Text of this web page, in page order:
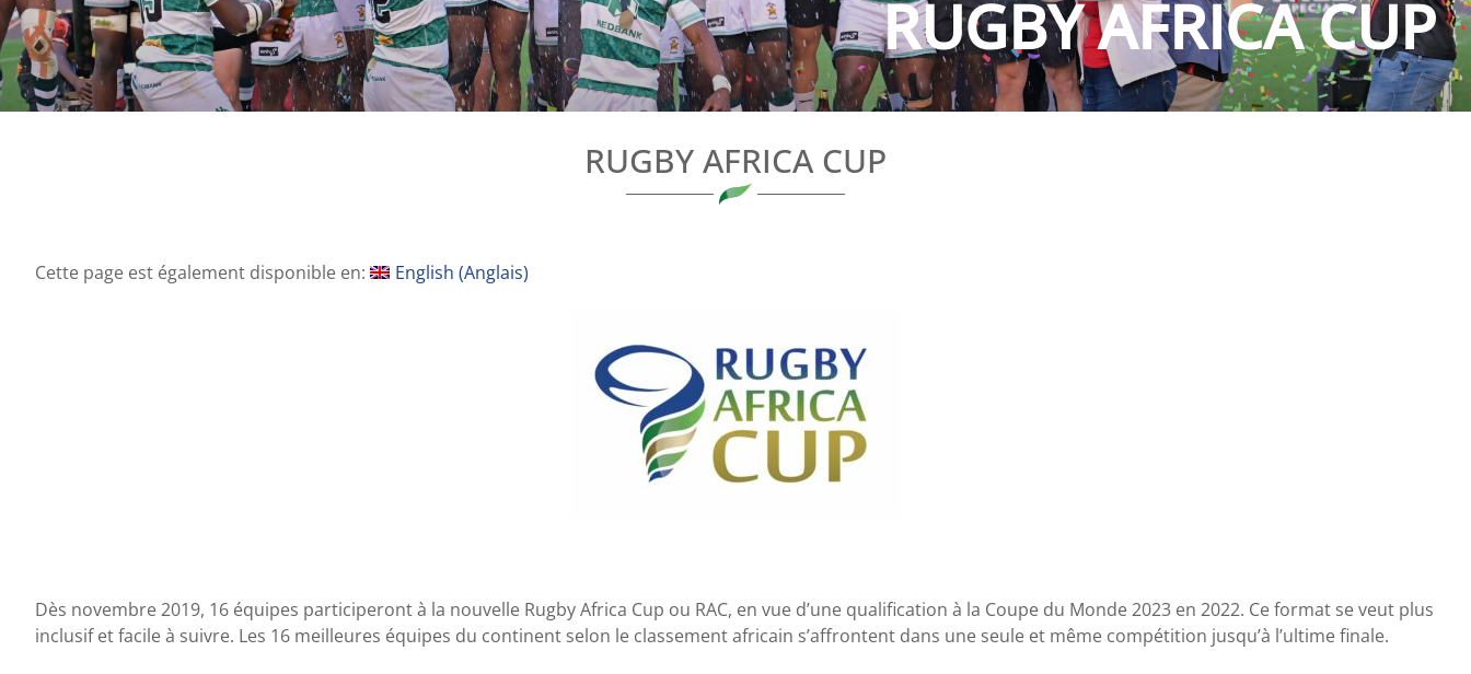
RUGBY AFRICA CUP
RUGBY AFRICA CUP
Cette page est également disponible en: English (Anglais)
Dès novembre 2019, 16 équipes participeront à la nouvelle Rugby Africa Cup ou RAC, en vue d’une qualification à la Coupe du Monde 2023 en 2022. Ce format se veut plus
inclusif et facile à suivre. Les 16 meilleures équipes du continent selon le classement africain s’affrontent dans une seule et même compétition jusqu’à l’ultime finale.